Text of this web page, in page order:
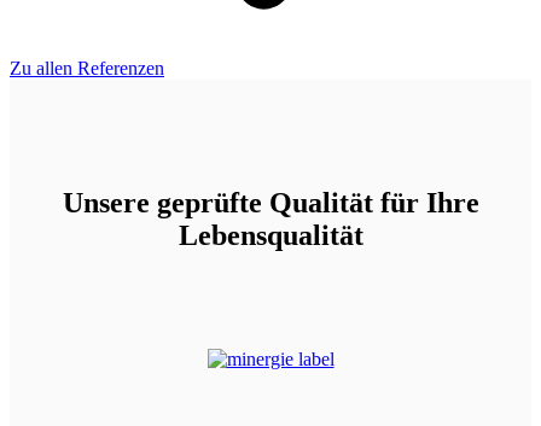
Zu allen Referenzen
Unsere geprüfte Qualität für Ihre
Lebensqualität